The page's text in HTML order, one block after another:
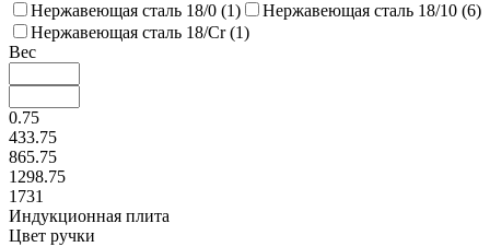
Нержавеющая сталь 18/0 (1) Нержавеющая сталь 18/10 (6)
Нержавеющая сталь 18/Cr (1)
Вес
0.75
433.75
865.75
1298.75
1731
Индукционная плита
Цвет ручки